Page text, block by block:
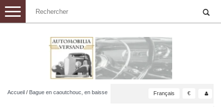
Toggle
navigation
Accueil / Bague en caoutchouc, en baisse Français €